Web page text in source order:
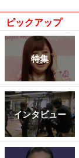
ピックアップ
特集
インタビュー